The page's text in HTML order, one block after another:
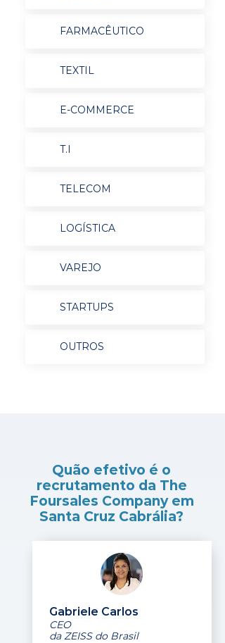
FARMACÊUTICO
TEXTIL
E-COMMERCE
T.I
TELECOM
LOGÍSTICA
VAREJO
STARTUPS
OUTROS
Quão efetivo é o
recrutamento da The
Foursales Company em
Santa Cruz Cabrália?
Gabriele Carlos
CEO
da ZEISS do Brasil